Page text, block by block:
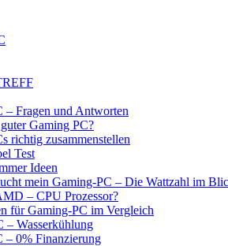
– Fragen und Antworten
Gaming PC?
richtig zusammenstellen
Test
Ideen
mein Gaming-PC – Die Wattzahl im
– CPU Prozessor?
für Gaming-PC im Vergleich
– Wasserkühlung
– 0% Finanzierung